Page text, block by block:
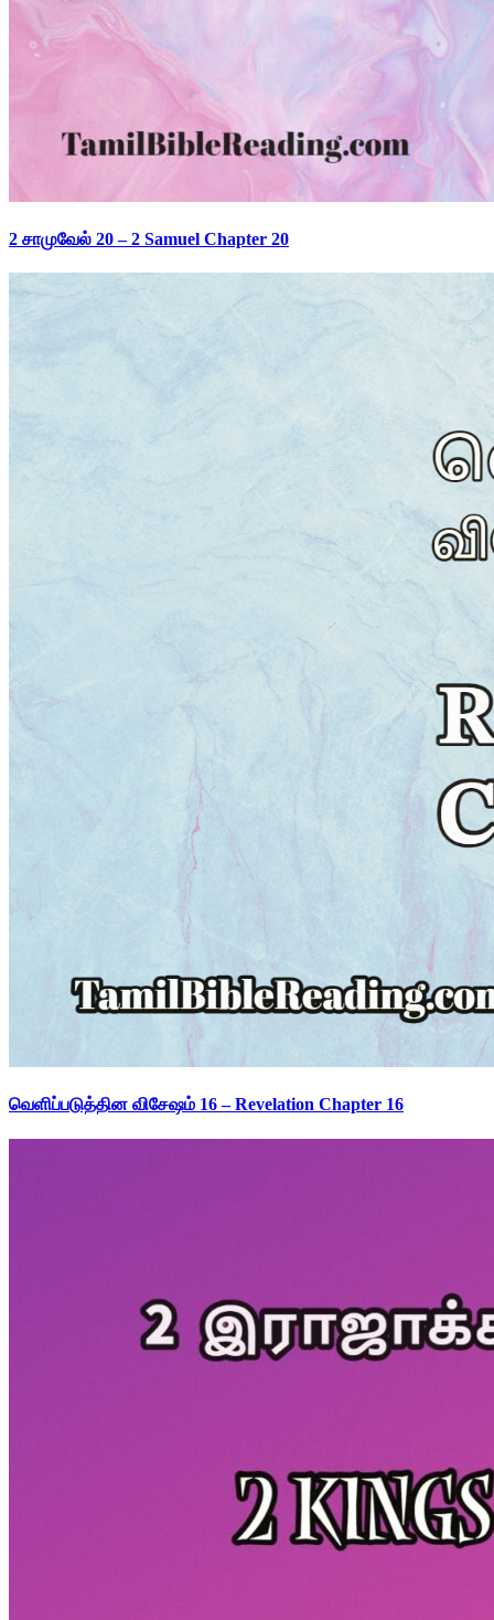
2 சாமுவேல் 20 – 2 Samuel Chapter 20
வெளிப்படுத்தின விசேஷம் 16 – Revelation Chapter 16